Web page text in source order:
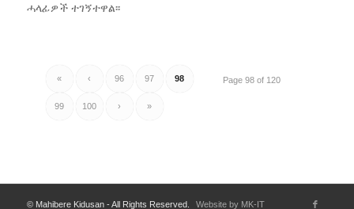
ሓላፊዎች ተገኝተዋል፡፡
Page 98 of 120
« ‹ 96 97 98
99 100 › »
© Mahibere Kidusan - All Rights Reserved. Website by MK-IT